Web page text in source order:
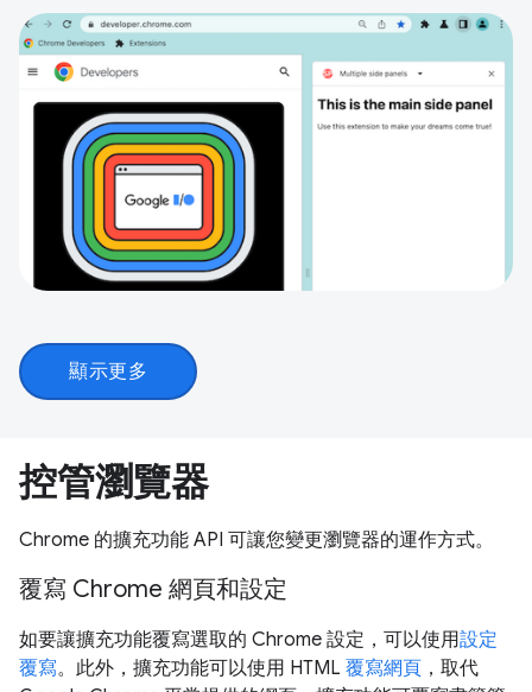
顯示更多
控管瀏覽器
Chrome 的擴充功能 API 可讓您變更瀏覽器的運作方式。
覆寫 Chrome 網頁和設定
如要讓擴充功能覆寫選取的 Chrome 設定，可以使用設定
覆寫。此外，擴充功能可以使用 HTML 覆寫網頁 ，取代